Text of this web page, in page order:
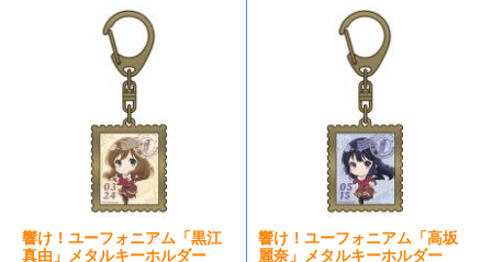
響け！ユーフォニアム「黒江
真由」メタルキーホルダー
響け！ユーフォニアム「高坂
麗奈」メタルキーホルダー